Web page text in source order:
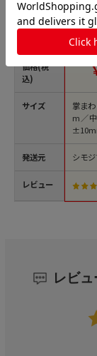
商品名
価格(税
込)
サイズ
発送元
レビュー
ーブ
箱
掌ま
m／
mm
シモ
レビュ